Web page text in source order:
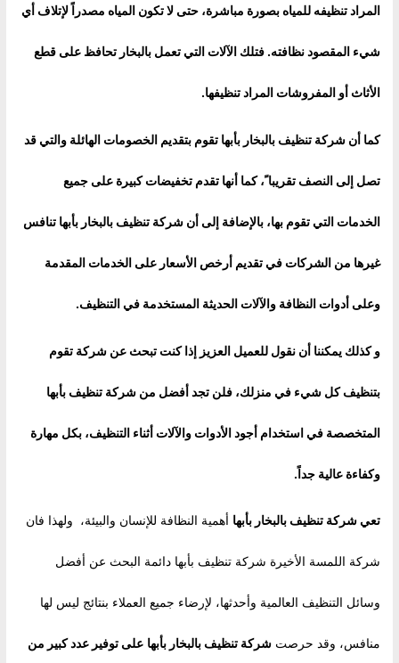
المراد تنظيفه للمياه بصورة مباشرة، حتى لا تكون المياه مصدراً لإتلاف أي
شيء المقصود نظافته.فتلك الآلات التي تعمل بالبخار تحافظ على قطع
الأثاث أو المفروشات المراد تنظيفها.
كما أن شركة تنظيف بالبخار بأبها تقوم بتقديم الخصومات الهائلة والتي قد
تصل إلى النصف تقريبا ً، كما أنها تقدم تخفيضات كبيرة على جميع
الخدمات التي تقوم بها، بالإضافة إلى أن شركة تنظيف بالبخار بأبها تنافس
غيرها من الشركات في تقديم أرخص الأسعار على الخدمات المقدمة
وعلى أدوات النظافة والآلات الحديثة المستخدمة في التنظيف.
و كذلك يمكننا أن نقول للعميل العزيز إذا كنت تبحث عن شركة تقوم
بتنظيف كل شيء في منزلك، فلن تجد أفضل من شركة تنظيف بأبها
المتخصصة في استخدام أجود الأدوات والآلات أثناء التنظيف، بكل مهارة
وكفاءة عالية جداً.
تعي شركة تنظيف بالبخار بأبها أهمية النظافة للإنسان والبيئة، ولهذا فان
شركة اللمسة الأخيرة شركة تنظيف بأبها دائمة البحث عن أفضل
وسائل التنظيف العالمية وأحدثها، لإرضاء جميع العملاء بنتائج ليس لها
منافس، وقد حرصتشركة تنظيف بالبخار بأبها على توفير عدد كبير من